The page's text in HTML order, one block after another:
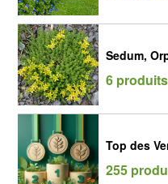
Sedum,
6 produits
Top des
255